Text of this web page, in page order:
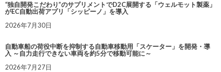
“独自開発こだわり”のサプリメントでD2C展開する「ウェルモット製薬」
がEC自動出荷アプリ「シッピーノ」を導入
2026年7月30日
自動車船の荷役中断を抑制する自動車移動用「スケーター」を開発・導
入 ～自力走行できない車両を約5分で移動可能に～
2026年7月27日